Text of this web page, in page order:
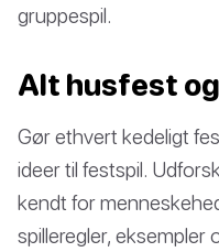
gruppespil.
Alt husfest
Gør ethvert kedeligt
ideer til festspil.
kendt for
spilleregler, eksempler